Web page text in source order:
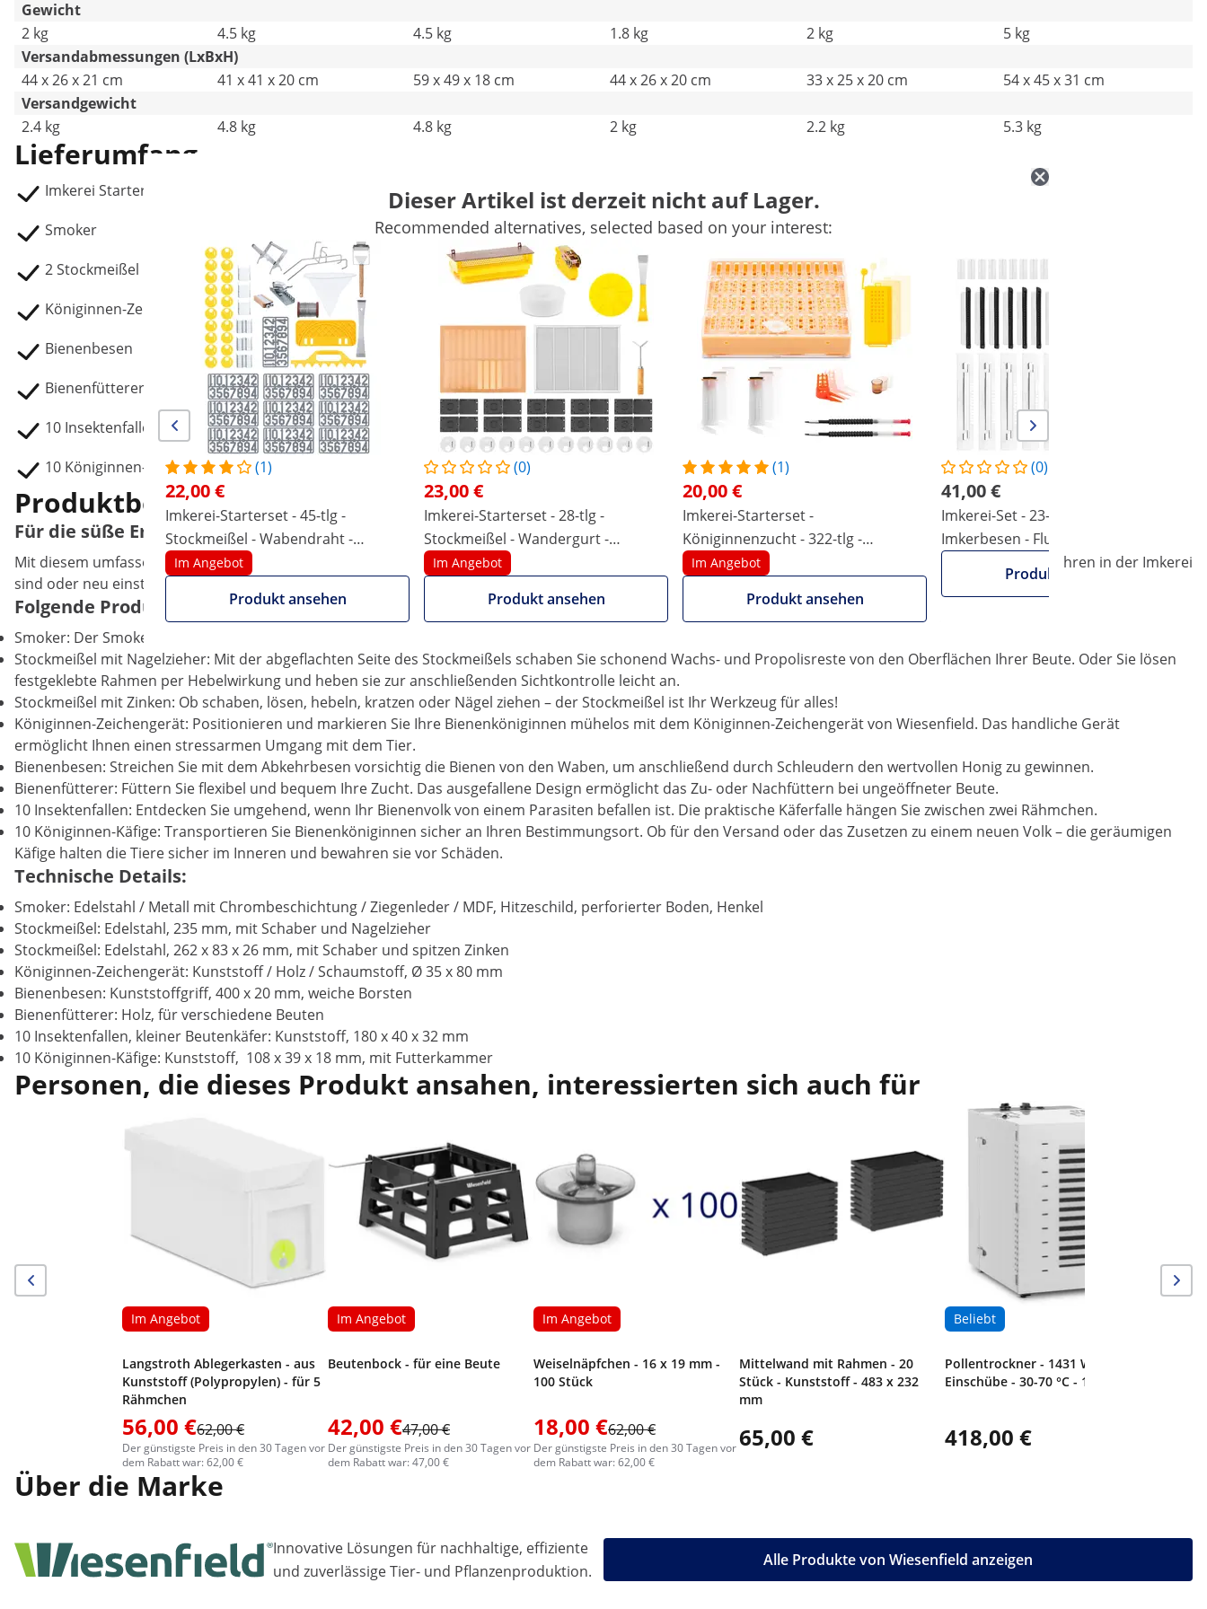
Gewicht
2 kg
4.5 kg 4.5 kg 1.8 kg 2 kg
5 kg
Versandabmessungen (LxBxH)
44 x 26 x 21 cm
41 x 41 x 20 cm 59 x 49 x 18 cm 44 x 26 x 20 cm 33 x 25 x 20 cm
54 x 45 x 31 cm
Versandgewicht
2.4 kg
4.8 kg 4.8 kg 2 kg 2.2 kg 5.3 kg
Lieferumfang
Imkerei Starterset WIE-BEESET-1:
Smoker
2 Stockmeißel
Königinnen-Zeichengerät
Bienenbesen
Bienenfütterer
10 Insektenfallen
10 Königinnen-Käfige
Dieser Artikel ist derzeit nicht auf Lager.
Recommended alternatives, selected based on your interest:
(1)
22,00 €
Imkerei-Starterset - 45-tlg -
Stockmeißel - Wabendraht -
Spanner - Wandergurt - Ziffern -
Eimerhalterung -
Entdeckelungshilfe
Im Angebot
Produkt ansehen
(0)
23,00 €
Imkerei-Starterset - 28-tlg -
Stockmeißel - Wandergurt -
Pollenfalle - Absperrgitter -
Insektenfalle
Im Angebot
Produkt ansehen
(1)
20,00 €
Imkerei-Starterset -
Königinnenzucht - 322-tlg -
Umlarvlöffel - Weiselnäpfchen -
Schlupfkäfige
Im Angebot
Produkt ansehen
(0)
41,00 €
Imkerei-Set - 23-tlg - Stockmeißel -
Imkerbesen - Fluglochschieber -
Bienenfütterer - Insektenfalle
Produkt ansehen
Produktbeschreibung
Für die süße Ernte: Ihr Imkerei-Starterset für die Bienenhaltung
Mit diesem umfassenden Imkerei-Starterset von Wiesenfield komplettieren Sie Ihre Bienenzucht! Ganze 26 Teile sind im Lieferumfang enthalten. Ob Sie erfahren in der Imkerei
sind oder neu einsteigen – das Set bietet Ihnen das wichtigste Werkzeug für den schonenden Umgang mit den Bienen.
Folgende Produkte sind im Imker-Set enthalten:
Smoker: Der Smoker ist ein unverzichtbares Hilfsmittel, das Ihnen die Durchsicht am Bienenstock erleichtert.
Stockmeißel mit Nagelzieher: Mit der abgeflachten Seite des Stockmeißels schaben Sie schonend Wachs- und Propolisreste von den Oberflächen Ihrer Beute. Oder Sie lösen
festgeklebte Rahmen per Hebelwirkung und heben sie zur anschließenden Sichtkontrolle leicht an.
Stockmeißel mit Zinken: Ob schaben, lösen, hebeln, kratzen oder Nägel ziehen – der Stockmeißel ist Ihr Werkzeug für alles!
Königinnen-Zeichengerät: Positionieren und markieren Sie Ihre Bienenköniginnen mühelos mit dem Königinnen-Zeichengerät von Wiesenfield. Das handliche Gerät
ermöglicht Ihnen einen stressarmen Umgang mit dem Tier.
Bienenbesen: Streichen Sie mit dem Abkehrbesen vorsichtig die Bienen von den Waben, um anschließend durch Schleudern den wertvollen Honig zu gewinnen.
Bienenfütterer: Füttern Sie flexibel und bequem Ihre Zucht. Das ausgefallene Design ermöglicht das Zu- oder Nachfüttern bei ungeöffneter Beute.
10 Insektenfallen: Entdecken Sie umgehend, wenn Ihr Bienenvolk von einem Parasiten befallen ist. Die praktische Käferfalle hängen Sie zwischen zwei Rähmchen.
10 Königinnen-Käfige: Transportieren Sie Bienenköniginnen sicher an Ihren Bestimmungsort. Ob für den Versand oder das Zusetzen zu einem neuen Volk – die geräumigen
Käfige halten die Tiere sicher im Inneren und bewahren sie vor Schäden.
Technische Details:
Smoker: Edelstahl / Metall mit Chrombeschichtung / Ziegenleder / MDF, Hitzeschild, perforierter Boden, Henkel
Stockmeißel: Edelstahl, 235 mm, mit Schaber und Nagelzieher
Stockmeißel: Edelstahl, 262 x 83 x 26 mm, mit Schaber und spitzen Zinken
Königinnen-Zeichengerät: Kunststoff / Holz / Schaumstoff, Ø 35 x 80 mm
Bienenbesen: Kunststoffgriff, 400 x 20 mm, weiche Borsten
Bienenfütterer: Holz, für verschiedene Beuten
10 Insektenfallen, kleiner Beutenkäfer: Kunststoff, 180 x 40 x 32 mm
10 Königinnen-Käfige: Kunststoff, 108 x 39 x 18 mm, mit Futterkammer
Personen, die dieses Produkt ansahen, interessierten sich auch für
Im Angebot
Langstroth Ablegerkasten - aus
Kunststoff (Polypropylen) - für 5
Rähmchen
56,00 €62,00 €
Der günstigste Preis in den 30 Tagen vor
dem Rabatt war: 62,00 €
Im Angebot
Beutenbock - für eine Beute
42,00 €47,00 €
Der günstigste Preis in den 30 Tagen vor
dem Rabatt war: 47,00 €
Im Angebot
Weiselnäpfchen - 16 x 19 mm -
100 Stück
18,00 €62,00 €
Der günstigste Preis in den 30 Tagen vor
dem Rabatt war: 62,00 €
Mittelwand mit Rahmen - 20
Stück - Kunststoff - 483 x 232
mm
65,00 €
Beliebt
Pollentrockner - 1431 W - 16
Einschübe - 30-70 °C - 100 l
418,00 €
Über die Marke
Innovative Lösungen für nachhaltige, effiziente
und zuverlässige Tier- und Pflanzenproduktion.
Alle Produkte von Wiesenfield anzeigen